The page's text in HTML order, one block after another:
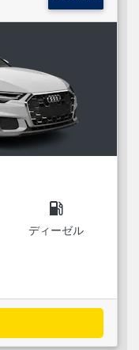
local_gas_station
ディーゼル